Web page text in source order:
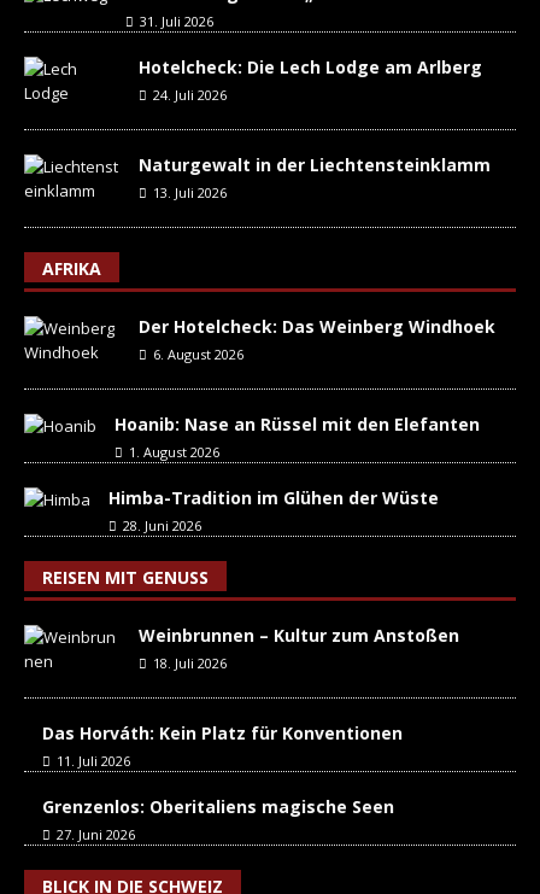
31. Juli 2026
Hotelcheck: Die Lech Lodge am Arlberg
24. Juli 2026
Naturgewalt in der Liechtensteinklamm
13. Juli 2026
AFRIKA
Der Hotelcheck: Das Weinberg Windhoek
6. August 2026
Hoanib: Nase an Rüssel mit den Elefanten
1. August 2026
Himba-Tradition im Glühen der Wüste
28. Juni 2026
REISEN MIT GENUSS
Weinbrunnen – Kultur zum Anstoßen
18. Juli 2026
Das Horváth: Kein Platz für Konventionen
11. Juli 2026
Grenzenlos: Oberitaliens magische Seen
27. Juni 2026
BLICK IN DIE SCHWEIZ